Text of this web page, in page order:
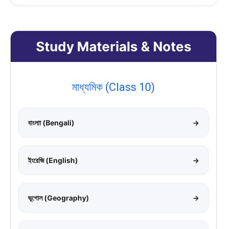
Study Materials & Notes
মাধ্যমিক (Class 10)
বাংলাা (Bengali) →
ইংরেজি (English) →
ভূগোল (Geography) →